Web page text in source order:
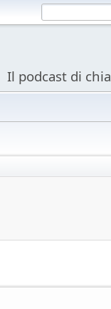
Il podcast di